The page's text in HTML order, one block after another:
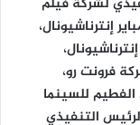
إنترناشيونال،
فرونت رو،
للسينما
التنفيذي